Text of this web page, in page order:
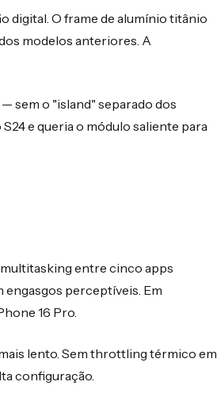
digital. O frame de alumínio titânio
modelos anteriores. A
sem o "island" separado dos
e queria o módulo saliente para
entre cinco apps
engasgos perceptíveis. Em
16 Pro.
lento. Sem throttling térmico em
configuração.